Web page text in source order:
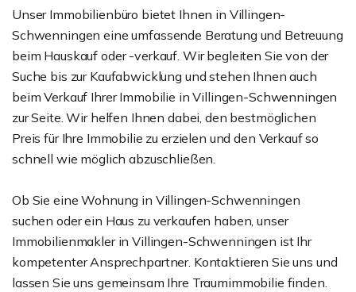
Unser Immobilienbüro bietet Ihnen in Villingen-
Schwenningen eine umfassende Beratung und Betreuung
beim Hauskauf oder -verkauf. Wir begleiten Sie von der
Suche bis zur Kaufabwicklung und stehen Ihnen auch
beim Verkauf Ihrer Immobilie in Villingen-Schwenningen
zur Seite. Wir helfen Ihnen dabei, den bestmöglichen
Preis für Ihre Immobilie zu erzielen und den Verkauf so
schnell wie möglich abzuschließen.
Ob Sie eine Wohnung in Villingen-Schwenningen
suchen oder ein Haus zu verkaufen haben, unser
Immobilienmakler in Villingen-Schwenningen ist Ihr
kompetenter Ansprechpartner. Kontaktieren Sie uns und
lassen Sie uns gemeinsam Ihre Traumimmobilie finden.